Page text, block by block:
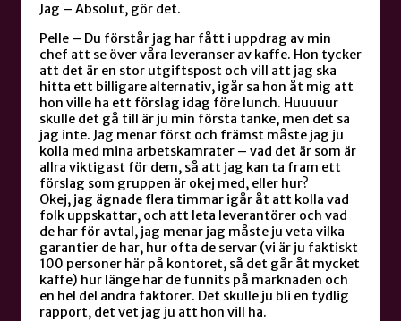
Jag – Absolut, gör det.
Pelle – Du förstår jag har fått i uppdrag av min
chef att se över våra leveranser av kaffe. Hon tycker
att det är en stor utgiftspost och vill att jag ska
hitta ett billigare alternativ, igår sa hon åt mig att
hon ville ha ett förslag idag före lunch. Huuuuur
skulle det gå till är ju min första tanke, men det sa
jag inte. Jag menar först och främst måste jag ju
kolla med mina arbetskamrater – vad det är som är
allra viktigast för dem, så att jag kan ta fram ett
förslag som gruppen är okej med, eller hur?
Okej, jag ägnade flera timmar igår åt att kolla vad
folk uppskattar, och att leta leverantörer och vad
de har för avtal, jag menar jag måste ju veta vilka
garantier de har, hur ofta de servar (vi är ju faktiskt
100 personer här på kontoret, så det går åt mycket
kaffe) hur länge har de funnits på marknaden och
en hel del andra faktorer. Det skulle ju bli en tydlig
rapport, det vet jag ju att hon vill ha.